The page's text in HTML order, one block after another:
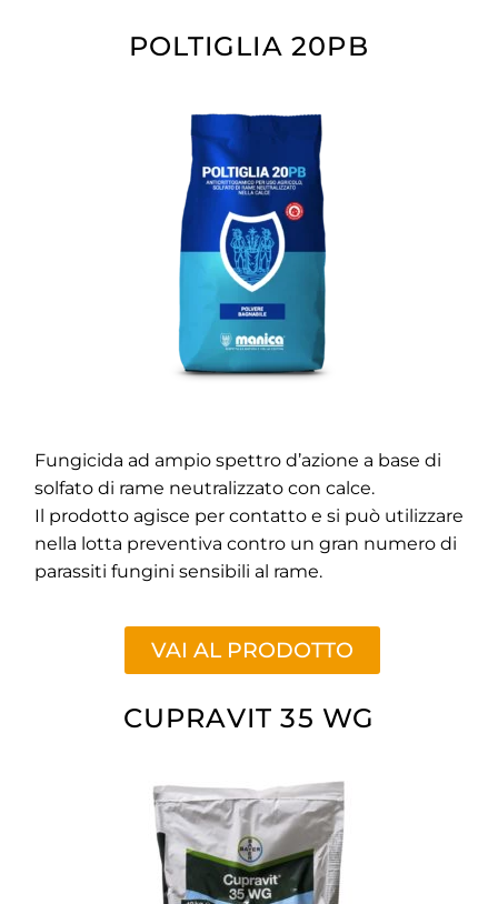
POLTIGLIA 20PB
Fungicida ad ampio spettro d’azione a base di
solfato di rame neutralizzato con calce.
Il prodotto agisce per contatto e si può utilizzare
nella lotta preventiva contro un gran numero di
parassiti fungini sensibili al rame.
VAI AL PRODOTTO
CUPRAVIT 35 WG